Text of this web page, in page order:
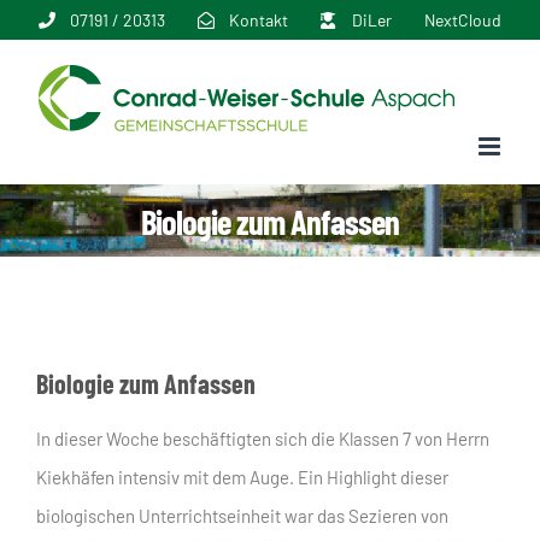
springen
07191 / 20313 Kontakt DiLer NextCloud
Biologie zum Anfassen
Biologie zum Anfassen
In dieser Woche beschäftigten sich die Klassen 7 von Herrn
Kiekhäfen intensiv mit dem Auge. Ein Highlight dieser
biologischen Unterrichtseinheit war das Sezieren von